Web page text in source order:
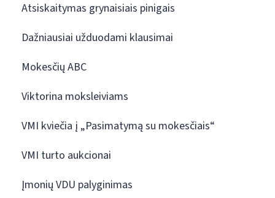
Atsiskaitymas grynaisiais pinigais
Dažniausiai užduodami klausimai
Mokesčių ABC
Viktorina moksleiviams
VMI kviečia į „Pasimatymą su mokesčiais“
VMI turto aukcionai
Įmonių VDU palyginimas